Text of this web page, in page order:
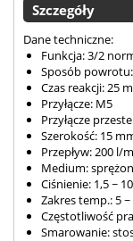
Szczegóły
Dane techniczne:
Funkcja: 3/2
Sposób
Czas reakcji: 25
Przyłącze: M5
Przyłącze
Szerokość: 15
Przepływ: 200 l/
Medium:
Ciśnienie: 1,5 ~
Zakres temp.: 5 ~
Częstotliwość
Smarowanie: